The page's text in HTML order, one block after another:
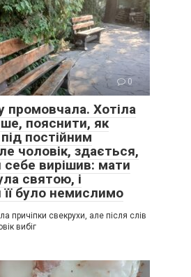
0
промовчала. Хотіла
пояснити, як
постійним
чоловік, здається,
вирішив: мати
святою, і
її було немислимо
причіпки свекрухи, але після слів
вибіг